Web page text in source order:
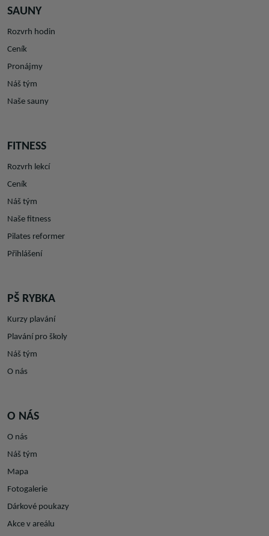
SAUNY
Rozvrh hodin
Ceník
Pronájmy
Náš tým
Naše sauny
FITNESS
Rozvrh lekcí
Ceník
Náš tým
Naše fitness
Pilates reformer
Přihlášení
PŠ RYBKA
Kurzy plavání
Plavání pro školy
Náš tým
O nás
O NÁS
O nás
Náš tým
Mapa
Fotogalerie
Dárkové poukazy
Akce v areálu